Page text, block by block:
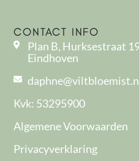
CONTACT INFO
Plan B, Hurksestraat
Eindhoven
Kvk: 53295900
Algemene Voorwaarden
Privacyverklaring